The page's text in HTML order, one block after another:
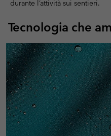
durante l’attività sui sentieri.
Tecnologia che